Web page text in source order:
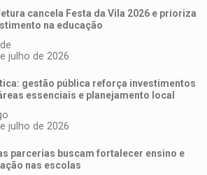
cancela Festa da Vila 2026 e prioriza
na educação
julho de 2026
gestão pública reforça investimentos
essenciais e planejamento local
julho de 2026
parcerias buscam fortalecer ensino e
nas escolas